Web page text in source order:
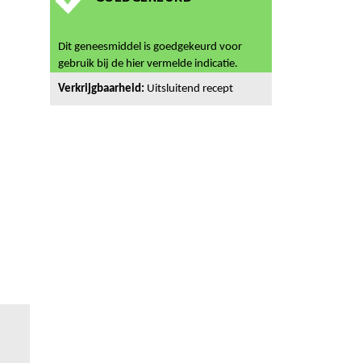
Dit geneesmiddel is goedgekeurd voor
gebruik bij de hier vermelde indicatie.
Verkrijgbaarheid: Uitsluitend recept